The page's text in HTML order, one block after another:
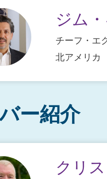
ジム
チーフ・エ
北アメリカ
ー紹介
クリ